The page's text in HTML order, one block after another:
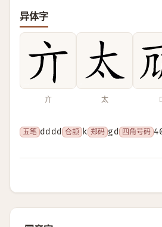
异体字
亣 太 𠘲
五笔 dddd 仓颉 k 郑码 gd 四角号码